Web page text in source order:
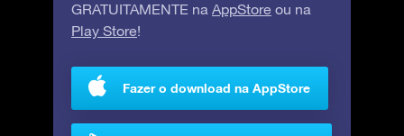
GRATUITAMENTE na AppStore ou na
Play Store!
Fazer o download na AppStore